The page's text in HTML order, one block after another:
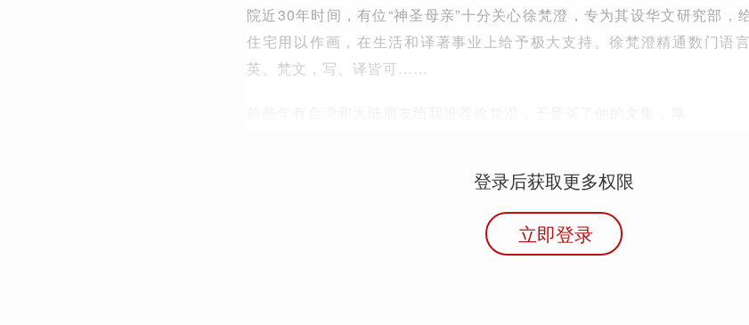
院近30年时间，有位“神圣母亲”十分关心徐梵澄，专为其设华文研究部，
住宅用以作画，在生活和译著事业上给予极大支持。徐梵澄精通数门语言
英、梵文，写、译皆可……
登录后获取更多权限
立即登录